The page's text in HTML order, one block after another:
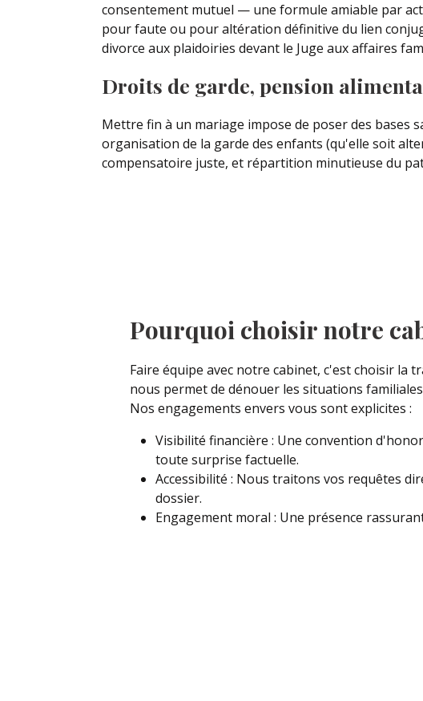
consentement mutuel — une formule amiable par
pour faute ou pour altération définitive du lien
divorce aux plaidoiries devant le Juge aux affaires
Droits de garde, pension
Mettre fin à un mariage impose de poser des bases
organisation de la garde des enfants (qu'elle soit
compensatoire juste, et répartition minutieuse du
Pourquoi choisir notre
Faire équipe avec notre cabinet, c'est choisir
nous permet de dénouer les situations
Nos engagements envers vous sont explicites :
Visibilité financière : Une convention
toute surprise factuelle.
Accessibilité : Nous traitons vos requêtes
dossier.
Engagement moral : Une présence